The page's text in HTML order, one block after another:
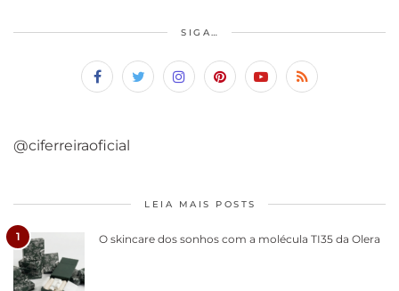
SIGA…
@ciferreiraoficial
LEIA MAIS POSTS
1 O skincare dos sonhos com a molécula TI35 da Olera